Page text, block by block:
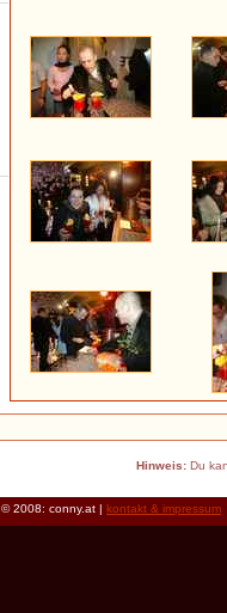
Hinweis:Du
© 2008: conny.at | kontakt & impressum